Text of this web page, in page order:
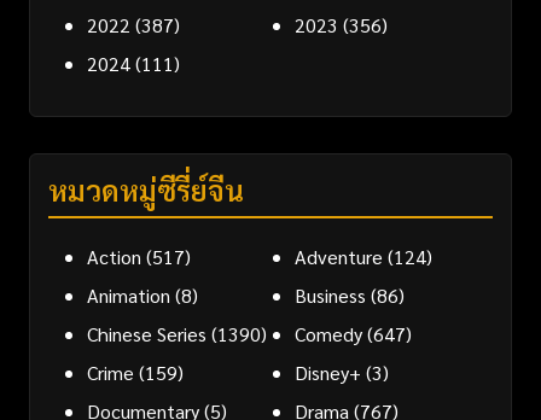
2022 (387) 2023 (356)
2024(111)
หมวดหมู่ซีรี่ย์จีน
Action (517) Adventure (124)
Animation (8) Business (86)
Chinese Series (1390) Comedy(647)
Crime (159) Disney+ (3)
Documentary(5) Drama (767)